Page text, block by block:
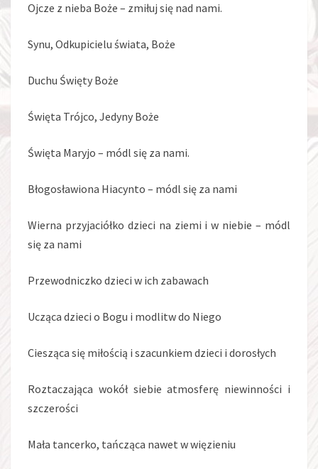
Ojcze z nieba Boże – zmiłuj się nad nami.
Synu, Odkupicielu świata, Boże
Duchu Święty Boże
Święta Trójco, Jedyny Boże
Święta Maryjo – módl się za nami.
Błogosławiona Hiacynto – módl się za nami
Wierna przyjaciółko dzieci na ziemi i w niebie – módl
się za nami
Przewodniczko dzieci w ich zabawach
Ucząca dzieci o Bogu i modlitw do Niego
Ciesząca się miłością i szacunkiem dzieci i dorosłych
Roztaczająca wokół siebie atmosferę niewinności i
szczerości
Mała tancerko, tańcząca nawet w więzieniu